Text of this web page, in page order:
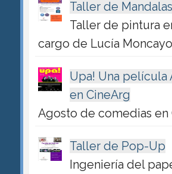
Taller de Mandalas
Taller de pintura
cargo de Lucía
Upa! Una película
en CineArg
Agosto de comedias en
Taller de Pop-Up
Ingeniería del